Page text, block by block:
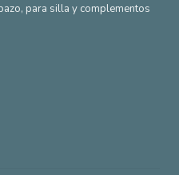
para silla y complementos